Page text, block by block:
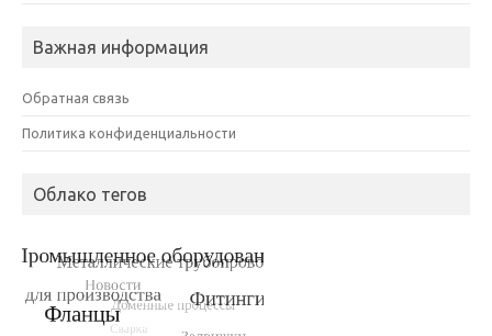
Важная информация
Обратная связь
Политика конфиденциальности
Облако тегов